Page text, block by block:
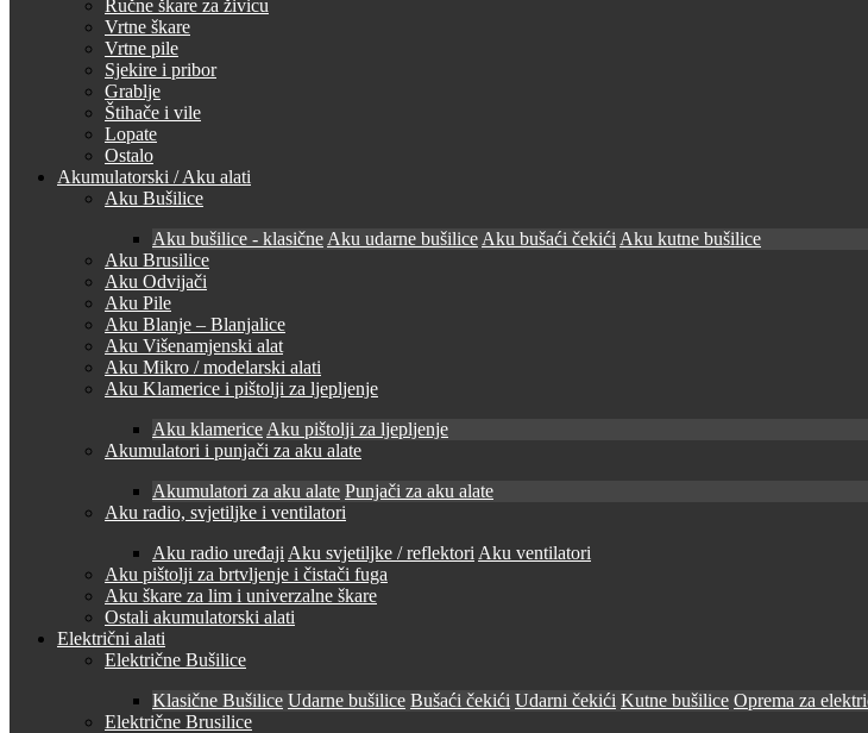
Ručne škare za živicu
Vrtne škare
Vrtne pile
Sjekire i pribor
Grablje
Štihače i vile
Lopate
Ostalo
Akumulatorski / Aku alati
Aku Bušilice
Aku bušilice - klasične Aku udarne bušilice Aku bušaći čekići Aku kutne bušilice
Aku Brusilice
Aku Odvijači
Aku Pile
Aku Blanje – Blanjalice
Aku Višenamjenski alat
Aku Mikro / modelarski alati
Aku Klamerice i pištolji za ljepljenje
Aku klamerice Aku pištolji za ljepljenje
Akumulatori i punjači za aku alate
Akumulatori za aku alate Punjači za aku alate
Aku radio, svjetiljke i ventilatori
Aku radio uređaji Aku svjetiljke / reflektori Aku ventilatori
Aku pištolji za brtvljenje i čistači fuga
Aku škare za lim i univerzalne škare
Ostali akumulatorski alati
Električni alati
Električne Bušilice
Klasične Bušilice Udarne bušilice Bušaći čekići Udarni čekići Kutne bušilice Oprema za
Električne Brusilice